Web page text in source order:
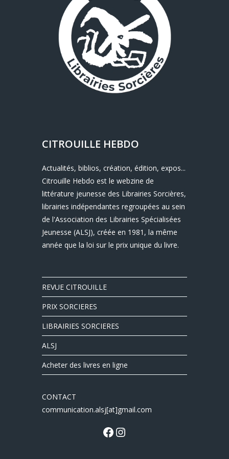
CITROUILLE HEBDO
Actualités, biblios, création, édition, expos...
Citrouille Hebdo est le webzine de
littérature jeunesse des Librairies Sorcières,
librairies indépendantes regroupées au sein
de l'Association des Librairies Spécialisées
Jeunesse (ALSJ), créée en 1981, la même
année que la loi sur le prix unique du livre.
REVUE CITROUILLE
PRIX SORCIERES
LIBRAIRIES SORCIERES
ALSJ
Acheter des livres en ligne
CONTACT
communication.alsj[at]gmail.com